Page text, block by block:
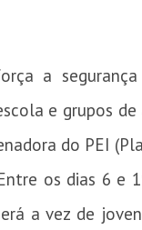
a
e grupos
do PEI
os dias 6 e
a vez de